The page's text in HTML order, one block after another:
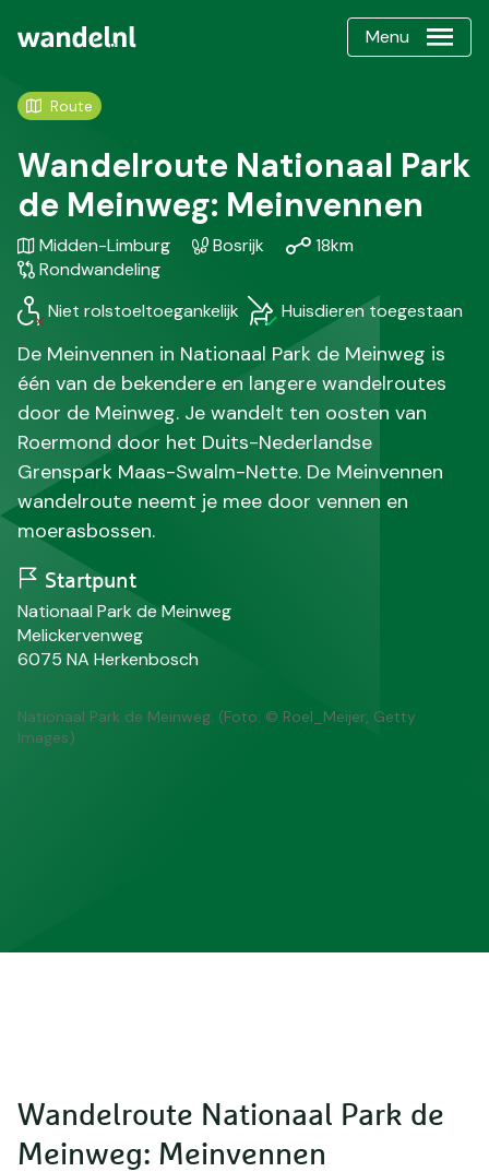
Menu
Route
Wandelroute Nationaal Park
de Meinweg: Meinvennen
Gebied
/
Regio
Midden-Limburg Karakteristiek
Bosrijk Afstand
18km
Rondwandeling
Niet rolstoeltoegankelijk
Huisdieren toegestaan
De Meinvennen in Nationaal Park de Meinweg is
één van de bekendere en langere wandelroutes
door de Meinweg. Je wandelt ten oosten van
Roermond door het Duits-Nederlandse
Grenspark Maas-Swalm-Nette. De Meinvennen
wandelroute neemt je mee door vennen en
moerasbossen.
Startpunt
N
a
a
Nationaal Park de Meinweg
S
t
a
a
Melickervenweg
P
s
t
6075 NA P
a
Herkenbosch
Nationaal Park de Meinweg. (Foto: © Roel_Meijer, Getty
Images)
Wandelroute Nationaal Park de
Meinweg: Meinvennen